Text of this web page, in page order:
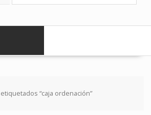
“caja ordenación”